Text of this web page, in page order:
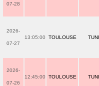
07-28
2026-
07-27
13:05:00 TOULOUSE
2026-
07-26
12:45:00 TOULOUSE